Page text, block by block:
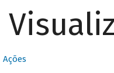
Ações